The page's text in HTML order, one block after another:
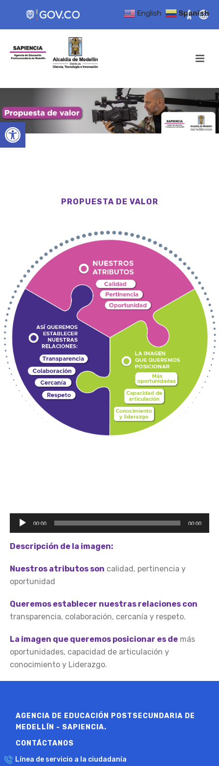
Open toolbar
PROPUESTA DE VALOR
00:00 00:00
Descripción de la imagen:
Nuestros atributos son calidad, pertinencia y
oportunidad
Queremos establecer nuestras relaciones con
transparencia, colaboración, cercanía y respeto.
La imagen que queremos posicionar es de más
oportunidades, capacidad de articulación y
conocimiento y Liderazgo.
AGENCIA DE EDUCACIÓN POSTSECUNDARIA DE
MEDELLÍN - SAPIENCIA.
CONTÁCTANOS
Línea de servicio a la ciudadanía
English Spanish